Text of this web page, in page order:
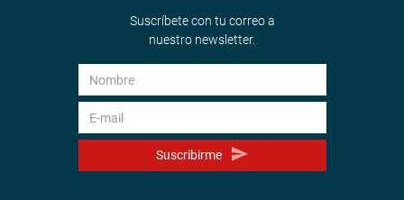
Suscríbete con tu correo a
nuestro newsletter.
Suscribirme